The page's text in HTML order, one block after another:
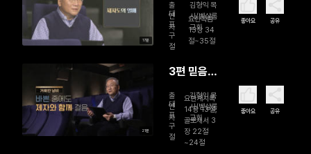
17분
랑, 일이 아
니라 사람
이다 (완)
출
연
자
김형익 목
사/벧샬롬
교회
대
표
구
절
요한복음
13장 34
절~35절
좋아요 공유
21분
3편 믿음으
음으로 죽
다
출
연
자
김형익 목
사/벧샬롬
교회
대
표
구
절
요한계시록
14장 13절,
골로새서 3
장 22절
~24절
좋아요 공유